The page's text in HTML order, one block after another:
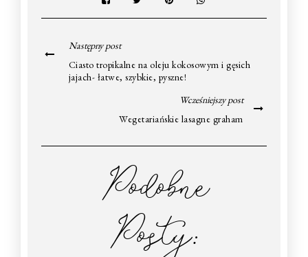
Następny post
Ciasto tropikalne na oleju kokosowym i gęsich
jajach- łatwe, szybkie, pyszne!
Wcześniejszy post
Wegetariańskie lasagne graham
Podobne
Posty: